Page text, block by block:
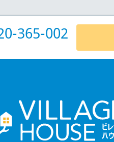
365-002